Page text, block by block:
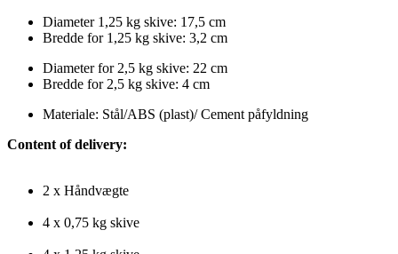
Diameter 1,25 kg skive: 17,5 cm
Bredde for 1,25 kg skive: 3,2 cm
Diameter for 2,5 kg skive: 22 cm
Bredde for 2,5 kg skive: 4 cm
Materiale: Stål/ABS (plast)/ Cement påfyldning
Content of delivery:
2 x Håndvægte
4 x 0,75 kg skive